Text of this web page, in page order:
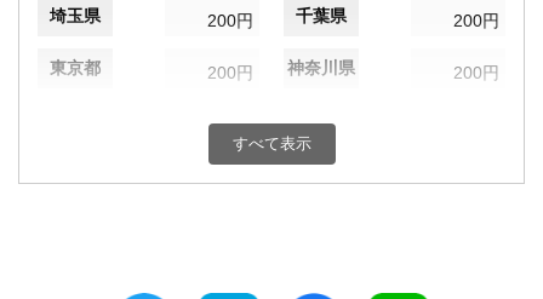
埼玉県 200円 千葉県 200円
東京都 200円 神奈川県 200円
200円 富山県
すべて表示